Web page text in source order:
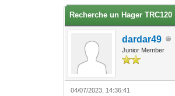
Recherche un Hager TRC120
dardar49
Junior Member
04/07/2023, 14:36:41